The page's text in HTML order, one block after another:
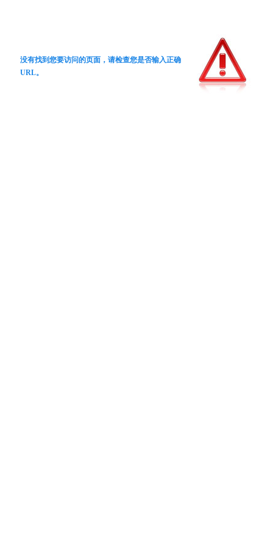
没有找到您要访问的页面，请检查您是否输入正确
URL。